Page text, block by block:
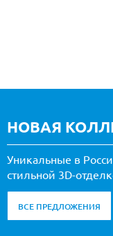
НОВАЯ
Уникальные в
стильной 3D-
ВСЕ ПРЕДЛОЖЕНИЯ